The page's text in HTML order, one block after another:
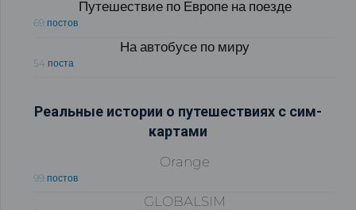
Путешествие по Европе на поезде
69 постов
На автобусе по миру
54 поста
Реальные истории о путешествиях с сим-
картами
Orange
99 постов
GLOBALSIM